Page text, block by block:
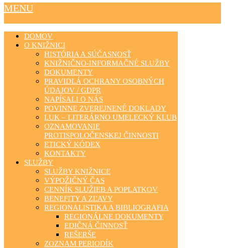
MENU
DOMOV
O KNIŽNICI
HISTÓRIA A SÚČASNOSŤ
KNIŽNIČNO-INFORMAČNÉ SLUŽBY
DOKUMENTY
PRAVIDLÁ OCHRANY OSOBNÝCH
ÚDAJOV / GDPR
NAPÍSALI O NÁS
POVINNE ZVEREJNENÉ DOKLADY
LUK – LITERÁRNO UMELECKÝ KLUB
OZNAMOVANIE
PROTISPOLOČENSKEJ ČINNOSTI
ETICKÝ KÓDEX
KONTAKTY
SLUŽBY
SLUŽBY KNIŽNICE
VÝPOŽIČNÝ ČAS
CENNÍK SLUŽIEB A POPLATKOV
BENEFITY A ZĽAVY
REGIONALISTIKA A BIBLIOGRAFIA
REGIONÁLNE DOKUMENTY
EDIČNÁ ČINNOSŤ
REŠERŠE
ZOZNAM PERIODÍK